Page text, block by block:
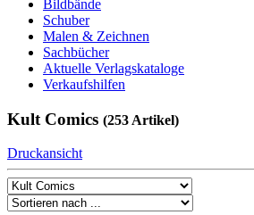
Bildbände
Schuber
Malen & Zeichnen
Sachbücher
Aktuelle Verlagskataloge
Verkaufshilfen
Kult Comics (253 Artikel)
Druckansicht